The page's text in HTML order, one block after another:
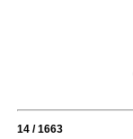
14 / 1663